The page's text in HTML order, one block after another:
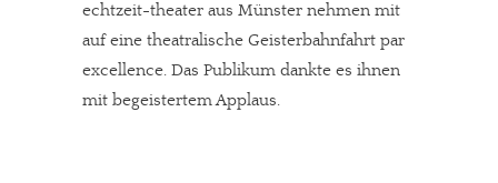
echtzeit-theater aus Münster nehmen mit
auf eine theatralische Geisterbahnfahrt par
excellence. Das Publikum dankte es ihnen
mit begeistertem Applaus.